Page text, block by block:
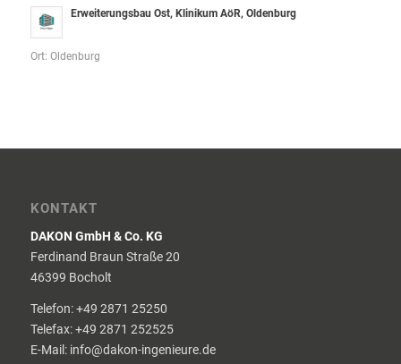
Erweiterungsbau Ost, Klinikum AöR, Oldenburg
Ort: Oldenburg
KONTAKT
DAKON GmbH & Co. KG
Ferdinand Braun Straße 20
46399 Bocholt
Telefon: +49 2871 25250
Telefax: +49 2871 252525
E-Mail: info@dakon-ingenieure.de